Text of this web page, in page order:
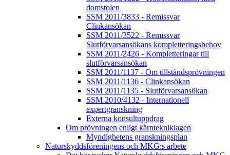
domstolen
SSM 2011/3833 - Remissvar
Clinkansökan
SSM 2011/3522 - Remissvar
Slutförvarsansökans kompletteringsbehov
SSM 2011/2426 - Kompletteringar till
slutförvarsansökan
SSM 2011/1137 - Om tillståndsprövningen
SSM 2011/1136 - Clinkansökan
SSM 2011/1135 - Slutförvarsansökan
SSM 2010/4132 - Internationell
expertgranskning
Externa konsultuppdrag
Om prövningen enligt kärntekniklagen
Myndighetens granskningsplan
Naturskyddsföreningens och MKG:s arbete